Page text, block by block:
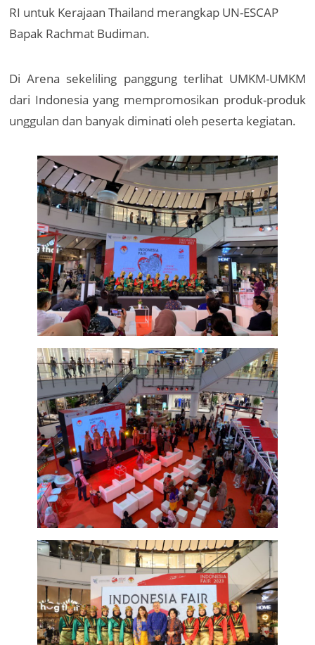
RI untuk Kerajaan Thailand merangkap UN-ESCAP
Bapak Rachmat Budiman.
Di Arena sekeliling panggung terlihat UMKM-UMKM
dari Indonesia yang mempromosikan produk-produk
unggulan dan banyak diminati oleh peserta kegiatan.